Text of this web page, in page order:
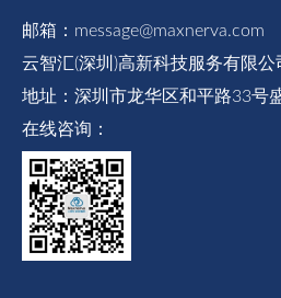
邮箱：message@maxnerva.com
云智汇(深圳)高新科技服务有限公
地址：深圳市龙华区和平路33号
在线咨询：